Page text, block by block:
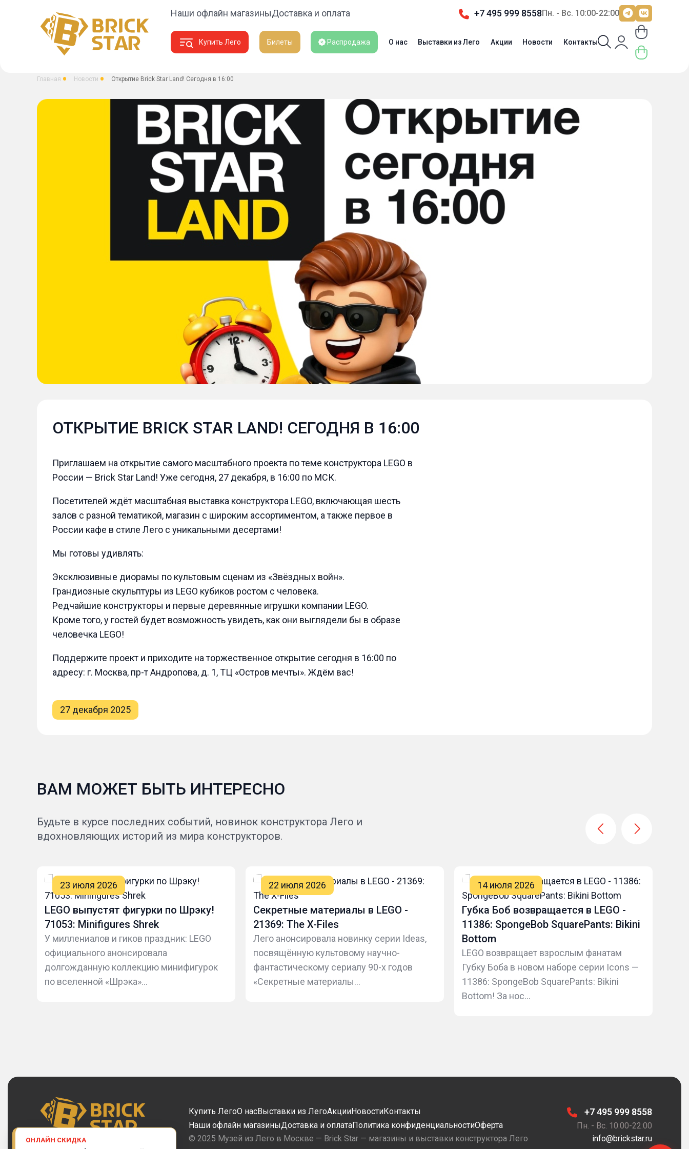
Наши офлайн магазиныДоставка и оплата +7 495 999 8558Пн. - Вс. 10:00-22:00
Купить Лего Билеты Распродажа О нас Выставки из Лего Акции Новости Контакты
Главная Новости Открытие Brick Star Land! Сегодня в 16:00
ОТКРЫТИЕ BRICK STAR LAND! СЕГОДНЯ В 16:00
Приглашаем на открытие самого масштабного проекта по теме конструктора LEGO в
России — Brick Star Land! Уже сегодня, 27 декабря, в 16:00 по МСК.
Посетителей ждёт масштабная выставка конструктора LEGO, включающая шесть
залов с разной тематикой, магазин с широким ассортиментом, а также первое в
России кафе в стиле Лего с уникальными десертами!
Мы готовы удивлять:
Эксклюзивные диорамы по культовым сценам из «Звёздных войн».
Грандиозные скульптуры из LEGO кубиков ростом с человека.
Редчайшие конструкторы и первые деревянные игрушки компании LEGO.
Кроме того, у гостей будет возможность увидеть, как они выглядели бы в образе
человечка LEGO!
Поддержите проект и приходите на торжественное открытие сегодня в 16:00 по
адресу: г. Москва, пр-т Андропова, д. 1, ТЦ «Остров мечты». Ждём вас!
27 декабря 2025
ВАМ МОЖЕТ БЫТЬ ИНТЕРЕСНО
Будьте в курсе последних событий, новинок конструктора Лего и
вдохновляющих историй из мира конструкторов.
23 июля 2026
LEGO выпустят фигурки по Шрэку!
71053: Minifigures Shrek
У миллениалов и гиков праздник: LEGO
официального анонсировала
долгожданную коллекцию минифигурок
по вселенной «Шрэка»...
22 июля 2026
Секретные материалы в LEGO -
21369: The X-Files
Лего анонсировала новинку серии Ideas,
посвящённую культовому научно-
фантастическому сериалу 90-х годов
«Секретные материалы...
14 июля 2026
Губка Боб возвращается в LEGO -
11386: SpongeBob SquarePants: Bikini
Bottom
LEGO возвращает взрослым фанатам
Губку Боба в новом наборе серии Icons —
11386: SpongeBob SquarePants: Bikini
Bottom! За нос...
Купить ЛегоО насВыставки из ЛегоАкцииНовостиКонтакты
Наши офлайн магазиныДоставка и оплатаПолитика конфиденциальностиОферта
© 2025 Музей из Лего в Москве — Brick Star — магазины и выставки конструктора Лего
+7 495 999 8558
Пн. - Вс. 10:00-22:00
info@brickstar.ru
ОНЛАЙН СКИДКА